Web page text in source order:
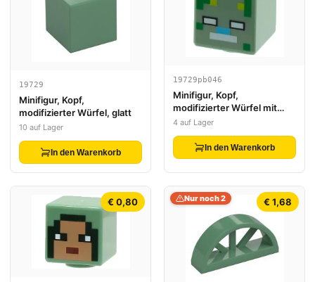
19729
Minifigur, Kopf,
modifizierter Würfel, glatt
10 auf Lager
In den Warenkorb
19729pb046
Minifigur, Kopf,
modifizierter Würfel mit
pixelierten weißen Augen
Azurblau-Nase und grünen
und Limettenflecken mit
Muster (Minecraft Drowned
Zombie)
4 auf Lager
In den Warenkorb
€ 0,80 € 1,68
Nur noch 2